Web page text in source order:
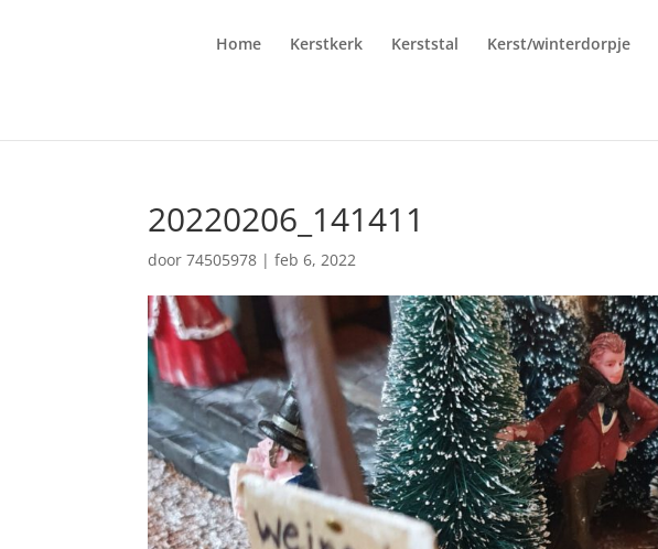
Home Kerstkerk Kerststal Kerst/winterdorpje
20220206_141411
door74505978 |feb 6, 2022